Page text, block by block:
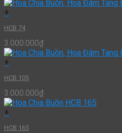
+
HCB 74
3.000.000₫
+
HCB 105
3.000.000₫
+
HCB 165